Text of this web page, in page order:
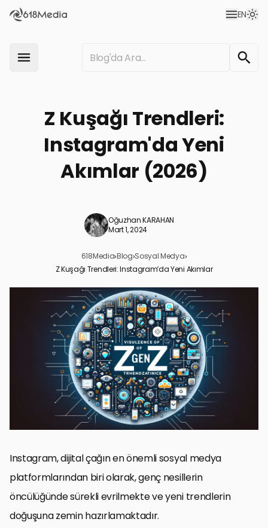
EN
Z Kuşağı Trendleri:
Instagram'da Yeni
Akımlar (2026)
Oğuzhan KARAHAN
Mart 1, 2024
618Media›Blog›Sosyal Medya›
Z Kuşağı Trendleri: Instagram’da Yeni Akımlar
Z kuşağının Instagram Kullanım Alışkanlıkları
Instagram’da Yükselen Z Kuşağı Trendleri
Influencer Etkileşimi ve Pazarlama Stratejileri
Z kuşağı ve Görsel Estetik Değerleri
Sosyal Medya Etkinlikleri ve Kampanyalar
Dijital Aktivizm ve Sosyal Sorumluluk
Yenilikçi Teknolojiler ve Instagram
Z kuşağı ve Instagram’daki Yeni Akımların Gücü
Z kuşağı Instagram Trendleri SSS
Instagram, dijital çağın en önemli sosyal medya
platformlarından biri olarak, genç nesillerin
öncülüğünde sürekli evrilmekte ve yeni trendlerin
doğuşuna zemin hazırlamaktadır.